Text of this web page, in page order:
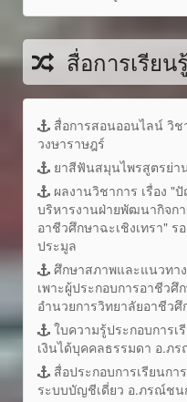
สื่อการเรีย
สื่อการสอนออนไลน์ วิ
วงษาราษฎร์
ยาสีฟันสมุนไพรสูตรย่า
ผลงานวิชาการ เรื่อง
บริหารงานฝ่ายพัฒนากิจก
อาชีวศึกษาฉะเชิงเทรา"
ประมูล
ศึกษาสภาพและแนวทา
เพาะผู้ประกอบการอาชีว
อำนวยการวิทยาลัยอาชีวศึ
ใบความรู้ประกอบการ
เงินได้บุคคลธรรมดา อ.ภ
สื่อประกอบการเรียนก
ระบบบัญชีเดี่ยว อ.ภรณ์ชน